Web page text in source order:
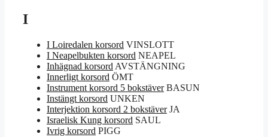
I
I Loiredalen korsord VINSLOTT
I Neapelbukten korsord NEAPEL
Inhägnad korsord AVSTÄNGNING
Innerligt korsord ÖMT
Instrument korsord 5 bokstäver BASUN
Instängt korsord UNKEN
Interjektion korsord 2 bokstäver JA
Israelisk Kung korsord SAUL
Ivrig korsord PIGG